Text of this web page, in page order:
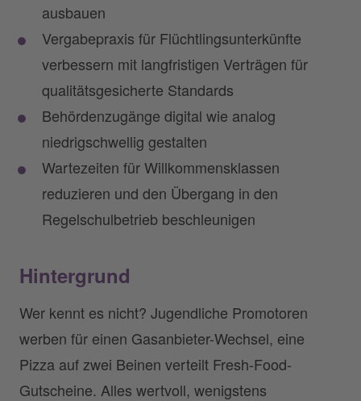
ausbauen
Vergabepraxis für Flüchtlingsunterkünfte
verbessern mit langfristigen Verträgen für
qualitätsgesicherte Standards
Behördenzugänge digital wie analog
niedrigschwellig gestalten
Wartezeiten für Willkommensklassen
reduzieren und den Übergang in den
Regelschulbetrieb beschleunigen
Hintergrund
Wer kennt es nicht? Jugendliche Promotoren
werben für einen Gasanbieter-Wechsel, eine
Pizza auf zwei Beinen verteilt Fresh-Food-
Gutscheine. Alles wertvoll, wenigstens